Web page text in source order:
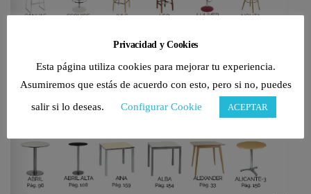
Privacidad y Cookies
Esta página utiliza cookies para mejorar tu experiencia.
Asumiremos que estás de acuerdo con esto, pero si no, puedes
salir si lo deseas.
Configurar Cookie ACEPTAR